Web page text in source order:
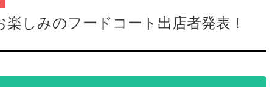
楽しみのフードコート出店者発表！